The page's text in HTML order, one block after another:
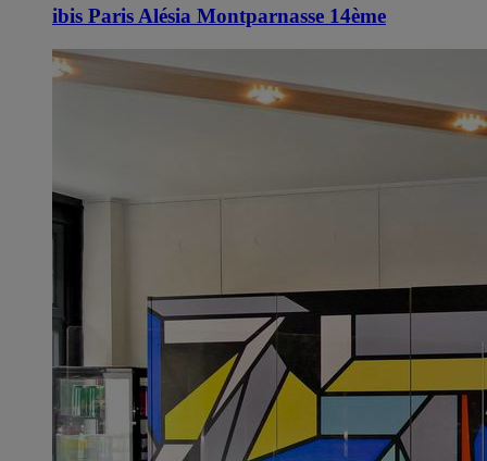
ibis Paris Alésia Montparnasse 14ème